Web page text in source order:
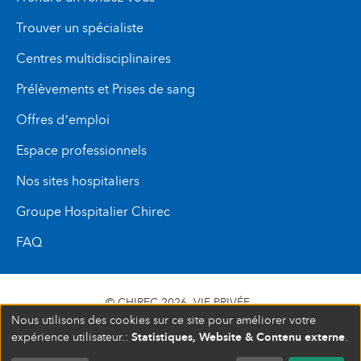
Trouver un spécialiste
Centres multidisciplinaires
Prélèvements et Prises de sang
Offres d’emploi
Espace professionnels
Nos sites hospitaliers
Groupe Hospitalier Chirec
FAQ
© CHIREC 2026 VIE PRIVÉE
SIÈGE SOCIAL BOULEVARD DU TRIOMPHE 201 1160
BRUXELLES N° D’ENTREPRISE : 472 937 059
Nous utilisons des cookies sur ce site pour améliorer votre
expérience utilisateur.: Statistiques, Website & Contenu externe.